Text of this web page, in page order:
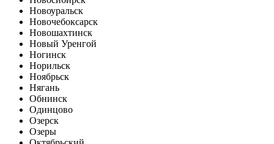
Новоуральск
Новочебоксарск
Новошахтинск
Новый Уренгой
Ногинск
Норильск
Ноябрьск
Нягань
Обнинск
Одинцово
Озерск
Озеры